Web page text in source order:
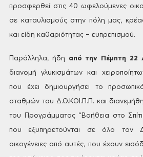
προσφερθεί στις 40 ωφελούμενες
σε καταυλισμούς στην πόλη μας,
και είδη καθαριότητας – ευπρεπισμού.
Παράλληλα, ήδη από την Πέμπτη 22
διανομή γλυκισμάτων και
που έχει δημιουργήσει το
σταθμών του Δ.Ο.ΚΟΙ.Π.Π. και
του Προγράμματος “Βοήθεια στο
που εξυπηρετούνται σεόλο τον
οικογένειες από αυτές, που έχουν